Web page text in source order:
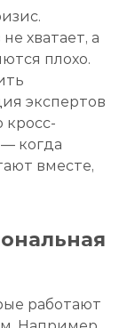
хватает, а
плохо.
экспертов
кросс-
когда
вместе,
работают